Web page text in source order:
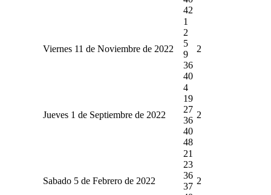
42
Viernes 11 de Noviembre de 2022
1
2
5
9
36
40
2
Jueves 1 de Septiembre de 2022
4
19
27
36
40
48
2
Sabado 5 de Febrero de 2022
21
23
36
37
2